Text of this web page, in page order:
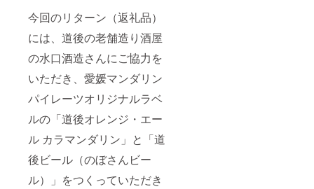
今回のリターン（返礼品）
には、道後の老舗造り酒屋
の水口酒造さんにご協力を
いただき、愛媛マンダリン
パイレーツオリジナルラベ
ルの「道後オレンジ・エー
ル カラマンダリン」と「道
後ビール（のぼさんビー
ル）」をつくっていただき